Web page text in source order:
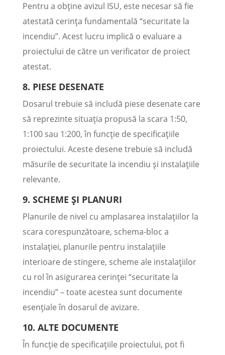
Pentru a obține avizul ISU, este necesar să fie
atestată cerința fundamentală “securitate la
incendiu”. Acest lucru implică o evaluare a
proiectului de către un verificator de proiect
atestat.
8. PIESE DESENATE
Dosarul trebuie să includă piese desenate care
să reprezinte situația propusă la scara 1:50,
1:100 sau 1:200, în funcție de specificațiile
proiectului. Aceste desene trebuie să includă
măsurile de securitate la incendiu și instalațiile
relevante.
9. SCHEME ȘI PLANURI
Planurile de nivel cu amplasarea instalațiilor la
scara corespunzătoare, schema-bloc a
instalației, planurile pentru instalațiile
interioare de stingere, scheme ale instalațiilor
cu rol în asigurarea cerinței “securitate la
incendiu” – toate acestea sunt documente
esențiale în dosarul de avizare.
10. ALTE DOCUMENTE
În funcție de specificațiile proiectului, pot fi